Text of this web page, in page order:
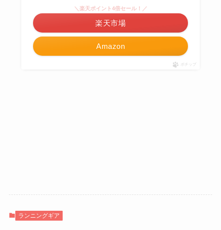
Amazon
＼楽天ポイント4倍セール！／
楽天市場
ポチップ
ランニングギア